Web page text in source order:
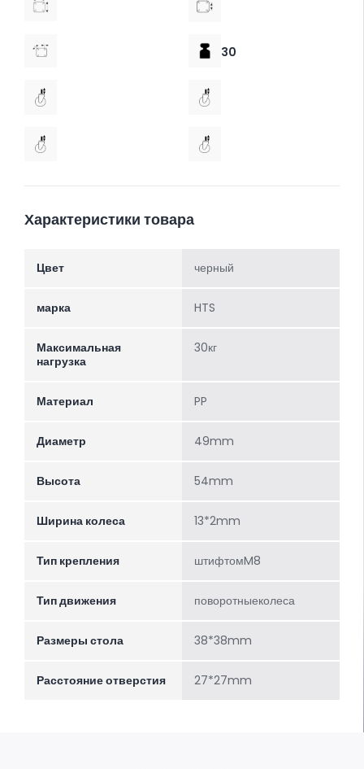
30
Характеристики товара
Цвет черный
марка HTS
Максимальная
нагрузка
30кг
Материал PP
Диаметр 49mm
Высота 54mm
Ширина колеса 13*2mm
Тип крепления штифтомM8
Тип движения поворотныеколеса
Размеры стола 38*38mm
Расстояние отверстия 27*27mm